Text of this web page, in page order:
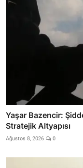
Yaşar Bazencir:
Stratejik Altyapısı
Ağustos 8, 2026 0